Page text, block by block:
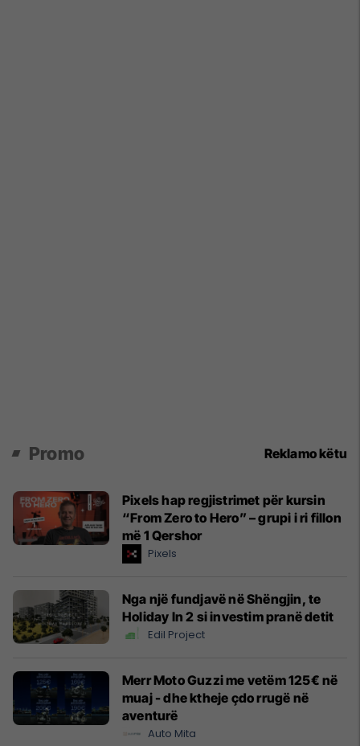
Promo Reklamo këtu
Pixels hap regjistrimet për kursin
“From Zero to Hero” – grupi i ri fillon
më 1 Qershor
Pixels
Nga një fundjavë në Shëngjin, te
Holiday In 2 si investim pranë detit
Edil Project
Merr Moto Guzzi me vetëm 125€ në
muaj - dhe ktheje çdo rrugë në
aventurë
Auto Mita